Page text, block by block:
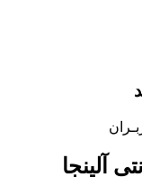
آلینجا